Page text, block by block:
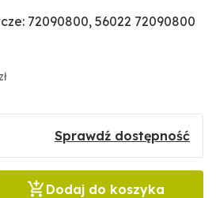
72090800, 56022 72090800
Sprawdź dostępność
Dodaj do koszyka